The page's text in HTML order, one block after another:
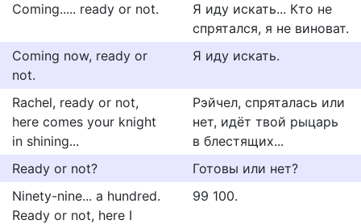
Coming..... ready or not.
Я иду искать... Кто не
спрятался, я не виноват.
Coming now, ready or
not.
Я иду искать.
Rachel, ready or not,
here comes your knight
in shining...
Рэйчел, спряталась или
нет, идёт твой рыцарь
в блестящих...
Ready or not?
Готовы или нет?
Ninety-nine... a hundred.
Ready or not, here I
99 100.